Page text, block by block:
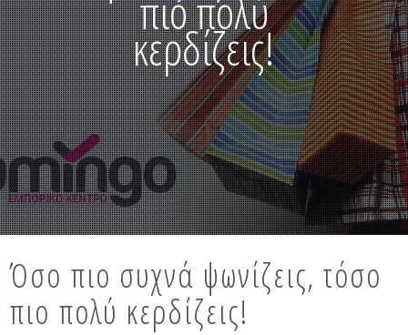
κερδίζεις!
Όσο πιο συχνά ψωνίζεις, τόσο
πιο πολύ κερδίζεις!